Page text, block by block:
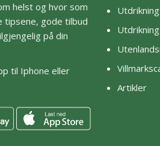
helst og hvor som
tipsene, gode tilbud
på din
til Iphone eller
Artikler